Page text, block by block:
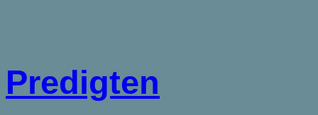
Predigten